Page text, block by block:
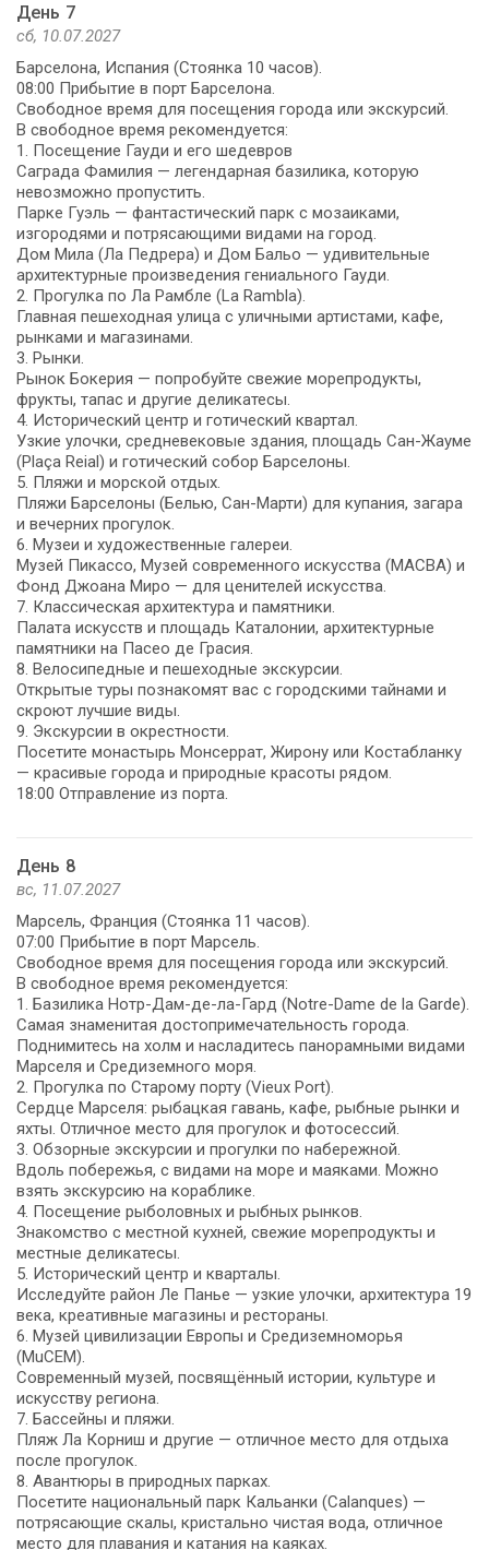
День 7
сб, 10.07.2027
Барселона, Испания (Стоянка 10 часов).
08:00 Прибытие в порт Барселона.
Свободное время для посещения города или экскурсий.
В свободное время рекомендуется:
1. Посещение Гауди и его шедевров
Саграда Фамилия — легендарная базилика, которую
невозможно пропустить.
Парке Гуэль — фантастический парк с мозаиками,
изгородями и потрясающими видами на город.
Дом Мила (Ла Педрера) и Дом Бальо — удивительные
архитектурные произведения гениального Гауди.
2. Прогулка по Ла Рамбле (La Rambla).
Главная пешеходная улица с уличными артистами, кафе,
рынками и магазинами.
3. Рынки.
Рынок Бокерия — попробуйте свежие морепродукты,
фрукты, тапас и другие деликатесы.
4. Исторический центр и готический квартал.
Узкие улочки, средневековые здания, площадь Сан-Жауме
(Plaça Reial) и готический собор Барселоны.
5. Пляжи и морской отдых.
Пляжи Барселоны (Белью, Сан-Марти) для купания, загара
и вечерних прогулок.
6. Музеи и художественные галереи.
Музей Пикассо, Музей современного искусства (MACBA) и
Фонд Джоана Миро — для ценителей искусства.
7. Классическая архитектура и памятники.
Палата искусств и площадь Каталонии, архитектурные
памятники на Пасео де Грасия.
8. Велосипедные и пешеходные экскурсии.
Открытые туры познакомят вас с городскими тайнами и
скроют лучшие виды.
9. Экскурсии в окрестности.
Посетите монастырь Монсеррат, Жирону или Костабланку
— красивые города и природные красоты рядом.
18:00 Отправление из порта.
День 8
вс, 11.07.2027
Марсель, Франция (Стоянка 11 часов).
07:00 Прибытие в порт Марсель.
Свободное время для посещения города или экскурсий.
В свободное время рекомендуется:
1. Базилика Нотр-Дам-де-ла-Гард (Notre-Dame de la Garde).
Самая знаменитая достопримечательность города.
Поднимитесь на холм и насладитесь панорамными видами
Марселя и Средиземного моря.
2. Прогулка по Старому порту (Vieux Port).
Сердце Марселя: рыбацкая гавань, кафе, рыбные рынки и
яхты. Отличное место для прогулок и фотосессий.
3. Обзорные экскурсии и прогулки по набережной.
Вдоль побережья, с видами на море и маяками. Можно
взять экскурсию на кораблике.
4. Посещение рыболовных и рыбных рынков.
Знакомство с местной кухней, свежие морепродукты и
местные деликатесы.
5. Исторический центр и кварталы.
Исследуйте район Ле Панье — узкие улочки, архитектура 19
века, креативные магазины и рестораны.
6. Музей цивилизации Европы и Средиземноморья
(MuCEM).
Современный музей, посвящённый истории, культуре и
искусству региона.
7. Бассейны и пляжи.
Пляж Ла Корниш и другие — отличное место для отдыха
после прогулок.
8. Авантюры в природных парках.
Посетите национальный парк Кальанки (Calanques) —
потрясающие скалы, кристально чистая вода, отличное
место для плавания и катания на каяках.